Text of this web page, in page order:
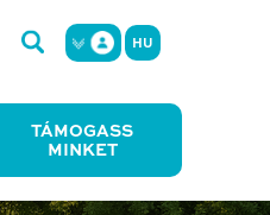
HU
TÁMOGASS
MINKET